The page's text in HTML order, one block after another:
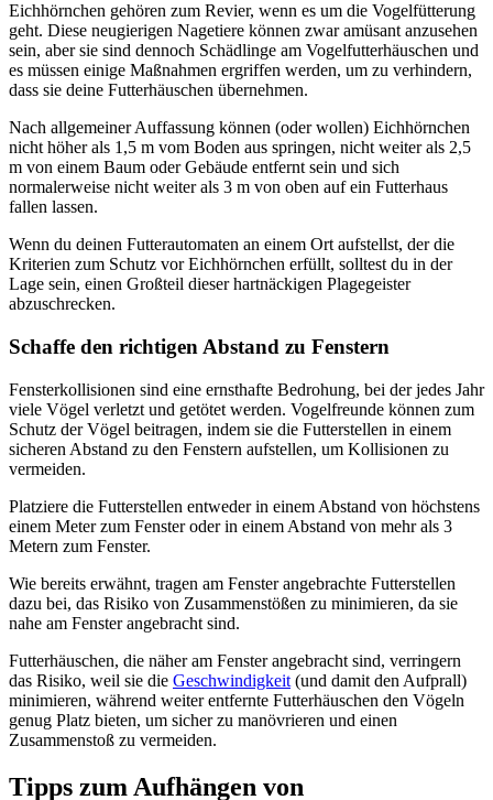
Eichhörnchen gehören zum Revier, wenn es um die Vogelfütterung
geht. Diese neugierigen Nagetiere können zwar amüsant anzusehen
sein, aber sie sind dennoch Schädlinge am Vogelfutterhäuschen und
es müssen einige Maßnahmen ergriffen werden, um zu verhindern,
dass sie deine Futterhäuschen übernehmen.
Nach allgemeiner Auffassung können (oder wollen) Eichhörnchen
nicht höher als 1,5 m vom Boden aus springen, nicht weiter als 2,5
m von einem Baum oder Gebäude entfernt sein und sich
normalerweise nicht weiter als 3 m von oben auf ein Futterhaus
fallen lassen.
Wenn du deinen Futterautomaten an einem Ort aufstellst, der die
Kriterien zum Schutz vor Eichhörnchen erfüllt, solltest du in der
Lage sein, einen Großteil dieser hartnäckigen Plagegeister
abzuschrecken.
Schaffe den richtigen Abstand zu Fenstern
Fensterkollisionen sind eine ernsthafte Bedrohung, bei der jedes Jahr
viele Vögel verletzt und getötet werden. Vogelfreunde können zum
Schutz der Vögel beitragen, indem sie die Futterstellen in einem
sicheren Abstand zu den Fenstern aufstellen, um Kollisionen zu
vermeiden.
Platziere die Futterstellen entweder in einem Abstand von höchstens
einem Meter zum Fenster oder in einem Abstand von mehr als 3
Metern zum Fenster.
Wie bereits erwähnt, tragen am Fenster angebrachte Futterstellen
dazu bei, das Risiko von Zusammenstößen zu minimieren, da sie
nahe am Fenster angebracht sind.
Futterhäuschen, die näher am Fenster angebracht sind, verringern
das Risiko, weil sie die Geschwindigkeit (und damit den Aufprall)
minimieren, während weiter entfernte Futterhäuschen den Vögeln
genug Platz bieten, um sicher zu manövrieren und einen
Zusammenstoß zu vermeiden.
Tipps zum Aufhängen von